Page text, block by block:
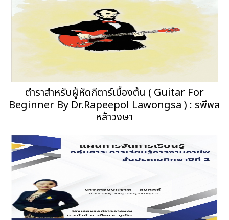
ตําราสําหรับผู้หัดกีตาร์เบื้องต้น ( Guitar For
Beginner By Dr.Rapeepol Lawongsa ) : รพีพล
หล้าวงษา